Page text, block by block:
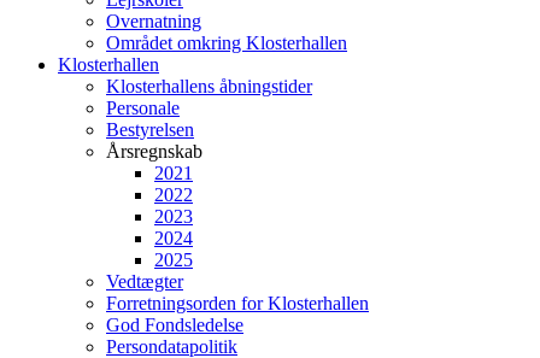
Overnatning
Området omkring Klosterhallen
Klosterhallen
Klosterhallens åbningstider
Personale
Bestyrelsen
Årsregnskab
2021
2022
2023
2024
2025
Vedtægter
Forretningsorden for Klosterhallen
God Fondsledelse
Persondatapolitik